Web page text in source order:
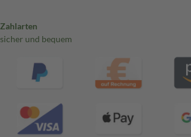
Zahlarten
sicher und bequem